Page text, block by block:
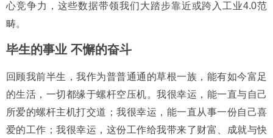
心竞争力，这些数据带领我们大踏步靠近或跨入工业4.0范
畴。
毕生的事业 不懈的奋斗
回顾我前半生，我作为普普通通的草根一族，能有如今富足
的生活，一切都缘于螺杆空压机。我很幸运，能一直与自己
所爱的螺杆主机打交道；我很幸运，能一直从事一份自己喜
爱的工作；我很幸运，这份工作给我带来了财富、成就与快